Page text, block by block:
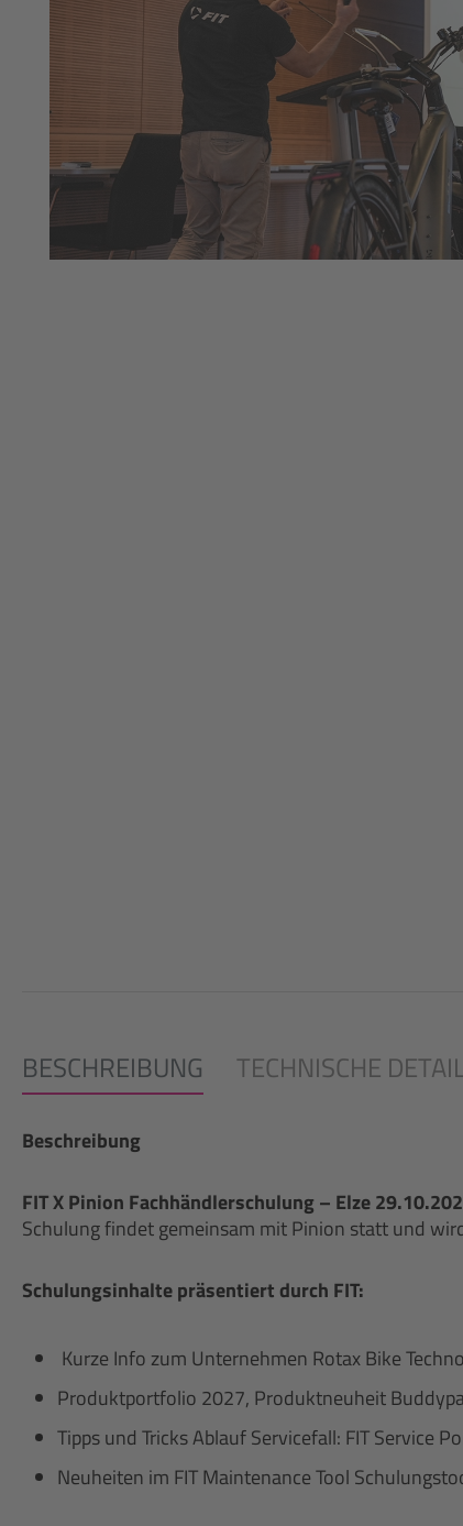
BESCHREIBUNG TECHNISCHE
Beschreibung
FIT X Pinion Fachhändlerschulung – Elze
Schulung findet gemeinsam mit Pinion statt und
Schulungsinhalte präsentiert durch FIT:
Kurze Info zum Unternehmen Rotax Bike
Produktportfolio 2027, Produktneuheit
Tipps und Tricks Ablauf Servicefall: FIT Service
Neuheiten im FIT Maintenance Tool